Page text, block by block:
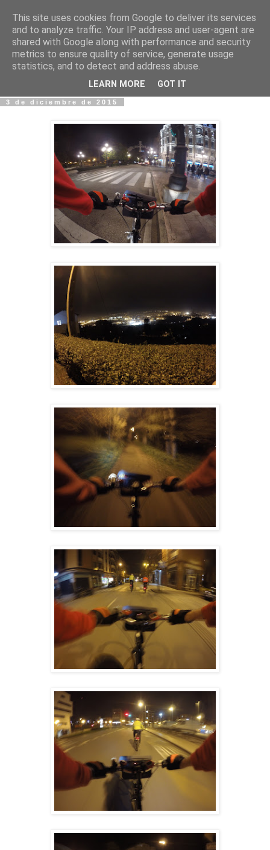
Fotos y Cosas
Miguel Sáenz de Santa María Elizalde
"Un blog es como un diario, pero sin candado".
3 de diciembre de 2015
This site uses cookies from Google to deliver its services
and to analyze traffic. Your IP address and user-agent are
shared with Google along with performance and security
metrics to ensure quality of service, generate usage
statistics, and to detect and address abuse.
LEARN MORE GOT IT